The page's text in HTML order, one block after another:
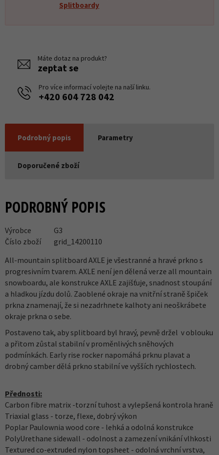
Splitboardy
Máte dotaz na produkt?
zeptat se
Pro více informací volejte na naší linku.
+420 604 728 042
Podrobný popis Parametry
Doporučené zboží
PODROBNÝ POPIS
Výrobce
G3
Číslo zboží
grid_14200110
All-mountain splitboard AXLE je všestranné a hravé prkno s
progresivním tvarem. AXLE není jen dělená verze all mountain
snowboardu, ale konstrukce AXLE zajišťuje, snadnost stoupání
a hladkou jízdu dolů. Zaoblené okraje na vnitřní straně špiček
prkna znamenají, že si nezadrhnete kalhoty ani neoškrábete
okraje prkna o sebe.
Postaveno tak, aby splitboard byl hravý, pevně držel v oblouku
a přitom zůstal stabilní v proměnlivých sněhových
podmínkách. Early rise rocker napomáhá prknu plavat a
drobný camber dělá prkno stabilní ve vyšších rychlostech.
Přednosti:
Carbon fibre matrix -torzní tuhost a vylepšená kontrola hraně
Triaxial glass - torze, flexe, dobrý výkon
Poplar Paulownia wood core - lehká a odolná konstrukce
PolyUrethane sidewall - odolnost a zamezení vnikání vlhkosti
Textured co-extruded nylon topsheet - odolná vrchní vrstva,